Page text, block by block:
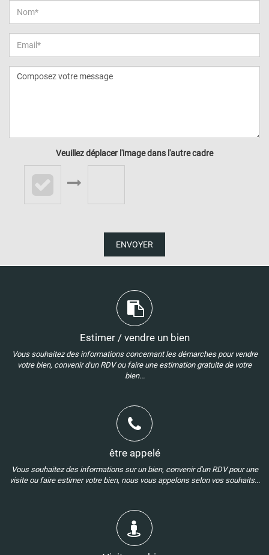
Veuillez déplacer l'image dans l'autre cadre
ENVOYER
Estimer / vendre un bien
Vous souhaitez des informations concernant les démarches pour vendre
votre bien, convenir d'un RDV ou faire une estimation gratuite de votre
bien...
être appelé
Vous souhaitez des informations sur un bien, convenir d'un RDV pour une
visite ou faire estimer votre bien, nous vous appelons selon vos souhaits...